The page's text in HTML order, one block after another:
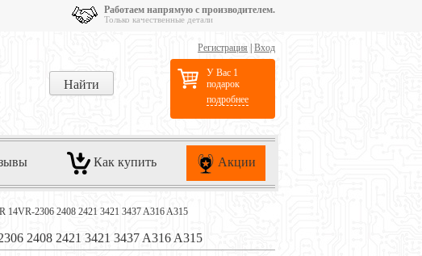
Работаем напрямую с производителем.
Только качественные детали
Регистрация Вход
У Вас 1
подарок
подробнее
Как купить Акции
14VR-2306 2408 2421 3421 3437 A316 A315
2408 2421 3421 3437 A316 A315